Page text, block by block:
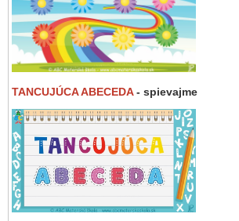
TANCUJÚCA ABECEDA- spievajme